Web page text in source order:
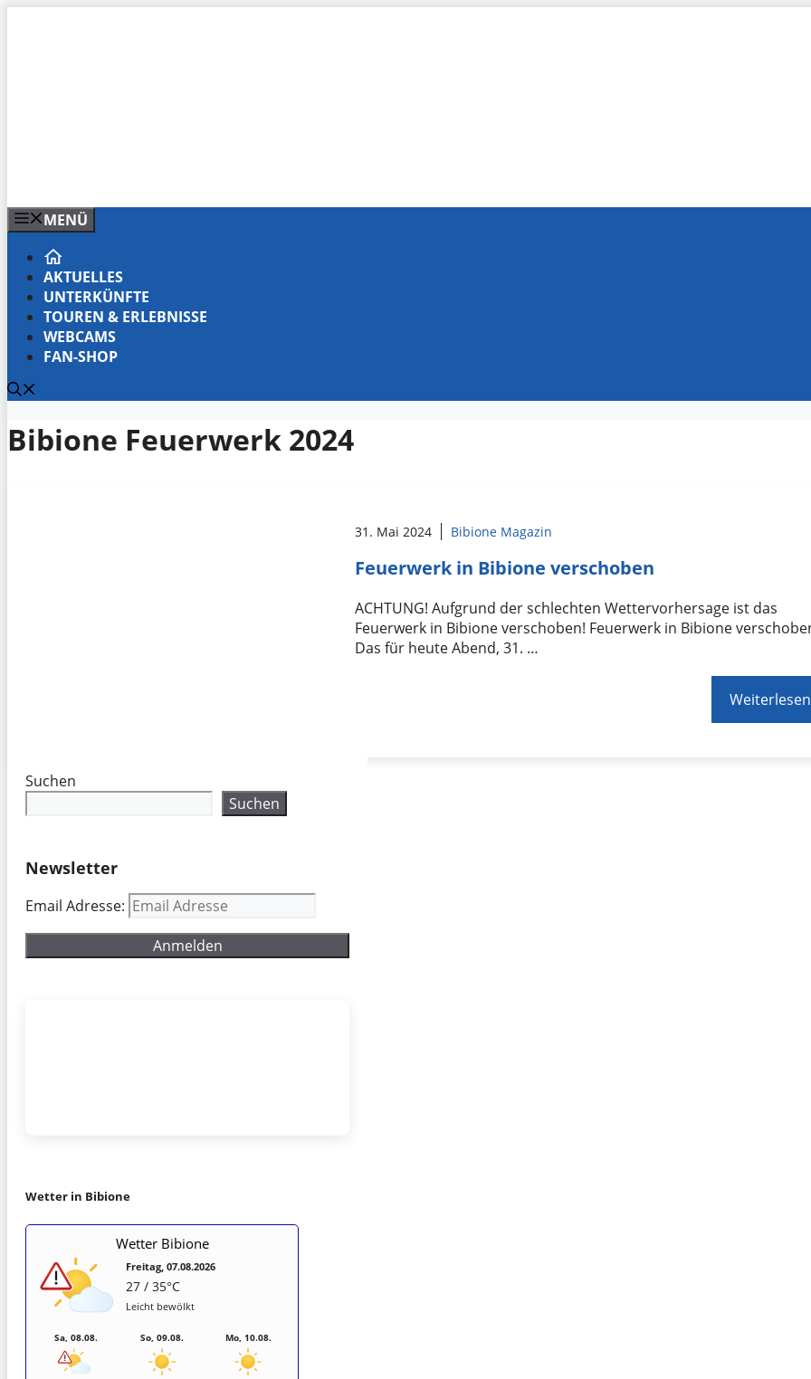
MENÜ
AKTUELLES
UNTERKÜNFTE
TOUREN & ERLEBNISSE
WEBCAMS
FAN-SHOP
Bibione Feuerwerk 2024
31. Mai 2024 Bibione Magazin
Feuerwerk in Bibione verschoben
ACHTUNG! Aufgrund der schlechten Wettervorhersage ist das
Feuerwerk in Bibione verschoben! Feuerwerk in Bibione
Das für heute Abend, 31. …
Weiterlesen
Suchen
Suchen
Newsletter
Email Adresse:
Wetter in Bibione
Wetter Bibione
Freitag, 07.08.2026
27 / 35°C
Leicht bewölkt
Sa, 08.08. So, 09.08. Mo, 10.08.